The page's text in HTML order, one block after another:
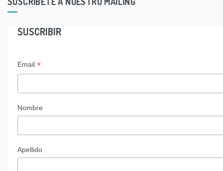
SUSCRIBIR
Email *
Nombre
Apellido